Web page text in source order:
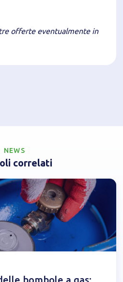
offerte eventualmente in
NEWS
correlati